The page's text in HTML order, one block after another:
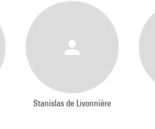
Stanislas de Livonnière